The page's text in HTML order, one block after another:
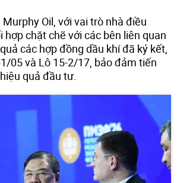
Oil, với vai trò nhà điều
hợp chặt chẽ với các bên liên quan
các hợp đồng dầu khí đã ký kết,
05 và Lô 15-2/17, bảo đảm tiến
quả đầu tư.